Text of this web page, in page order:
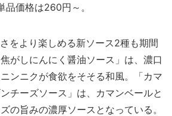
価格は260円～。
をより楽しめる新ソース2種も期間
がしにんにく醤油ソース」は、濃口
ンニクが食欲をそそる和風。「カマ
チーズソース」は、カマンベールと
の旨みの濃厚ソースとなっている。